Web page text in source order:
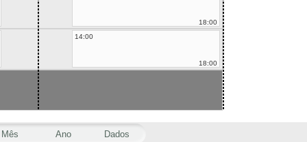
Mês Ano Dados
18:00
14:00
18:00